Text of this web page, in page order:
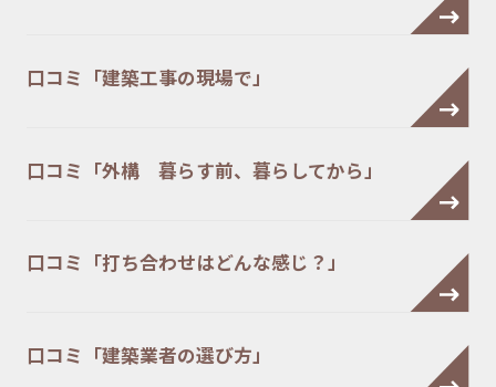
口コミ「建築工事の現場で」
口コミ「外構 暮らす前、暮らしてから」
口コミ「打ち合わせはどんな感じ？」
口コミ「建築業者の選び方」